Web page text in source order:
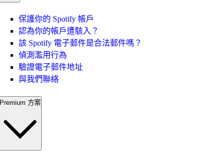
保護你的 Spotify 帳戶
認為你的帳戶遭駭入？
該 Spotify 電子郵件是合法郵件嗎？
偵測濫用行為
驗證電子郵件地址
與我們聯絡
Premium 方案